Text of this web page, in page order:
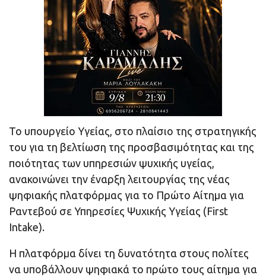
Το υπουργείο Υγείας, στο πλαίσιο της στρατηγικής
του για τη βελτίωση της προσβασιμότητας και της
ποιότητας των υπηρεσιών ψυχικής υγείας,
ανακοινώνει την έναρξη λειτουργίας της νέας
ψηφιακής πλατφόρμας για το Πρώτο Αίτημα για
Ραντεβού σε Υπηρεσίες Ψυχικής Υγείας (First
Intake).
Η πλατφόρμα δίνει τη δυνατότητα στους πολίτες
να υποβάλλουν ψηφιακά το πρώτο τους αίτημα για